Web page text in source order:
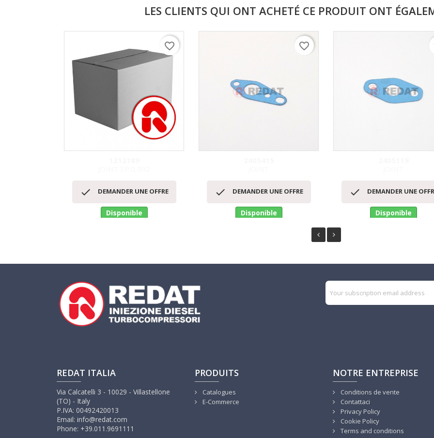
LES CLIENTS QUI ONT ACHETÉ CE PRODUIT ONT
Aperçu rapide
 DEMANDER UNE OFFRE
Disponible
favorite_border
Aperçu rapide
 DEMANDER UNE OFFRE
Disponible
favorite_border
Aperçu rapide
 DEMANDER UNE
Disponible
REDAT ITALIA
Via Calcatelli 3 - 10029 - Villastellone
(TO) - Italy
P.IVA: 00492420013
Email: info@redat.com
Phone: +39.011.9691111
PRODUITS
Catalogues
E-Commerce
NOTRE ENTREPRISE
Conditions de vente
Contattaci
Privacy Policy
Cookie Policy
Terms and conditions